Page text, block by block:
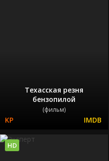
Техасская резня
бензопилой
(фильм)
HD